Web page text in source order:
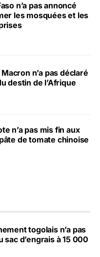
n’a pas annoncé
les mosquées et les
n’a pas déclaré
destin de l’Afrique
n’a pas mis fin aux
de tomate chinoise
togolais n’a pas
sac d’engrais à 15 000